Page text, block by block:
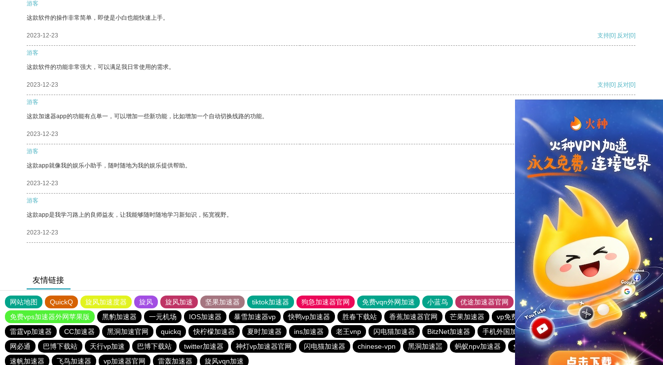
游客
这款软件的操作非常简单，即使是小白也能快速上手。
2023-12-23 支持[0] 反对[0]
游客
这款软件的功能非常强大，可以满足我日常使用的需求。
2023-12-23 支持[0] 反对[0]
游客
这款加速器app的功能有点单一，可以增加一些新功能，比如增加一个自动切换线路的功能。
2023-12-23
游客
这款app就像我的娱乐小助手，随时随地为我的娱乐提供帮助。
2023-12-23 反对
游客
这款app是我学习路上的良师益友，让我能够随时随地学习新知识，拓宽视野。
2023-12-23 反对[0]
友情链接
网站地图 QuickQ 旋风加速度器 旋风 旋风加速 坚果加速器 tiktok加速器 狗急加速器官网 免费vqn外网加速 小蓝鸟 优途加速器官网 风驰加速器 旋风加速器
八戒看书
免费vps加速器外网苹果版
黑豹加速器 一元机场 IOS加速器 暴雪加速器vp 快鸭vp加速器 胜春下载站 香蕉加速器官网 芒果加速器 vp免费加速
蚂蚁vp加速器官网
雷霆vp加速器
CC加速器 黑洞加速官网 quickq 快柠檬加速器 夏时加速器 ins加速器 老王vnp 闪电猫加速器 BitzNet加速器 手机外国加速器官网 快连pvn加速器
苹果加速器
网必通
巴博下载站 天行vp加速 巴博下载站 twitter加速器 神灯vp加速器官网 闪电猫加速器 chinese-vpn 黑洞加速噐 蚂蚁npv加速器 免费vqn加速外网
极光加速器
速帆加速器
飞鸟加速器 vp加速器官网 雷轰加速器 旋风vqn加速